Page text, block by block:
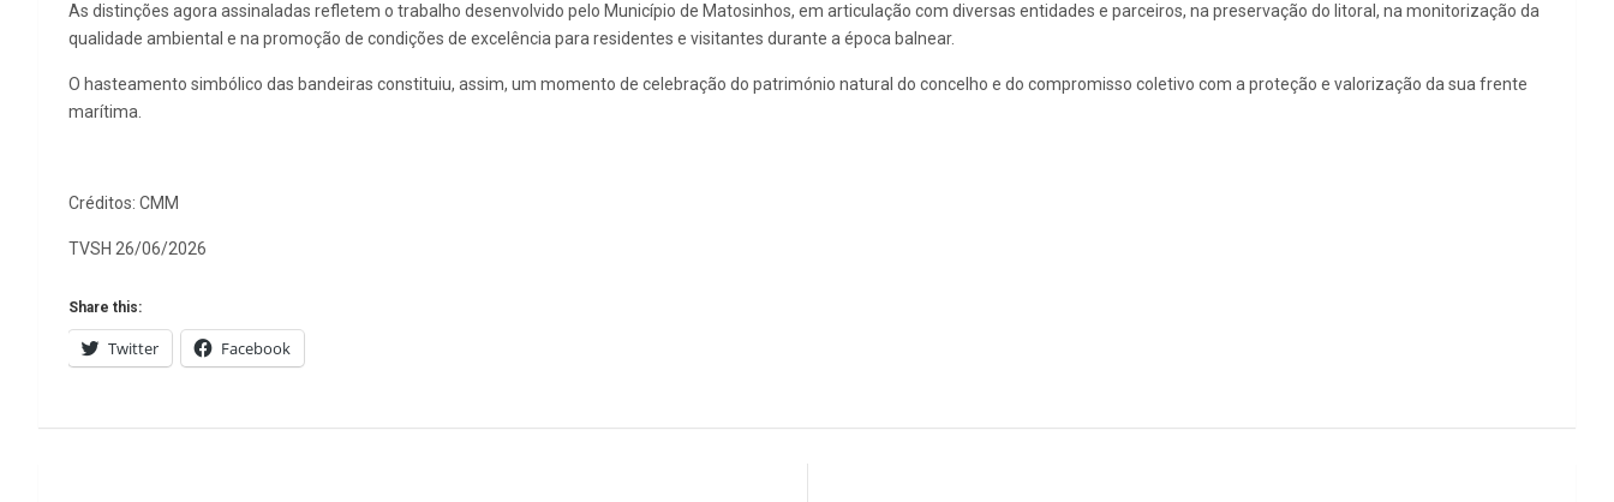
As distinções agora assinaladas refletem o trabalho desenvolvido pelo Município de Matosinhos, em articulação com diversas entidades e parceiros, na preservação do litoral, na monitorização da
qualidade ambiental e na promoção de condições de excelência para residentes e visitantes durante a época balnear.
O hasteamento simbólico das bandeiras constituiu, assim, um momento de celebração do património natural do concelho e do compromisso coletivo com a proteção e valorização da sua frente
marítima.
Créditos: CMM
TVSH 26/06/2026
Share this:
Twitter Facebook